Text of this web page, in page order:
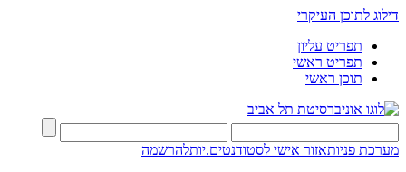
דילוג לתוכן העיקרי
תפריט עליון
תפריט ראשי
תוכן ראשי
מערכת פניותאזור אישי לסטודנטים.יותלהרשמה